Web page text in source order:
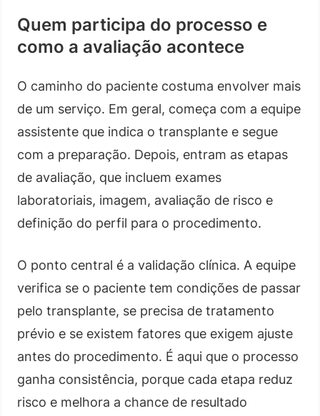
Quem participa do processo e
como a avaliação acontece
O caminho do paciente costuma envolver mais
de um serviço. Em geral, começa com a equipe
assistente que indica o transplante e segue
com a preparação. Depois, entram as etapas
de avaliação, que incluem exames
laboratoriais, imagem, avaliação de risco e
definição do perfil para o procedimento.
O ponto central é a validação clínica. A equipe
verifica se o paciente tem condições de passar
pelo transplante, se precisa de tratamento
prévio e se existem fatores que exigem ajuste
antes do procedimento. É aqui que o processo
ganha consistência, porque cada etapa reduz
risco e melhora a chance de resultado